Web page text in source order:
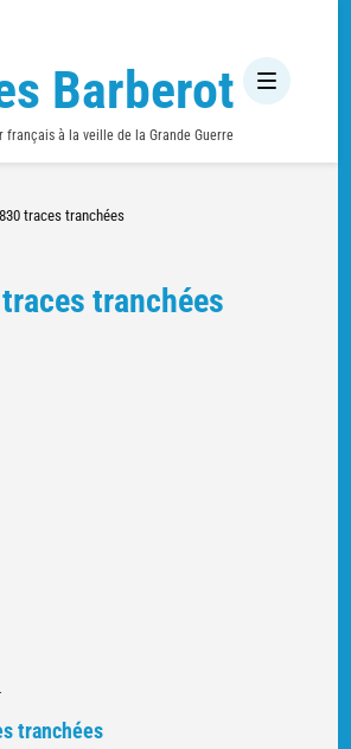
Barberot
français à la veille de la Grande Guerre
traces tranchées
tranchées
tranchées